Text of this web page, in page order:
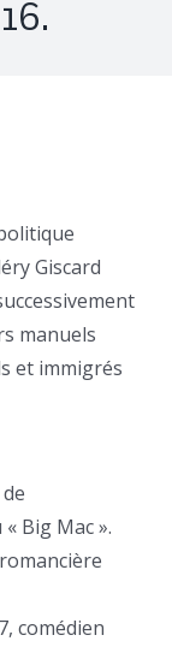
Giscard
manuels
et immigrés
Big Mac ».
comédien